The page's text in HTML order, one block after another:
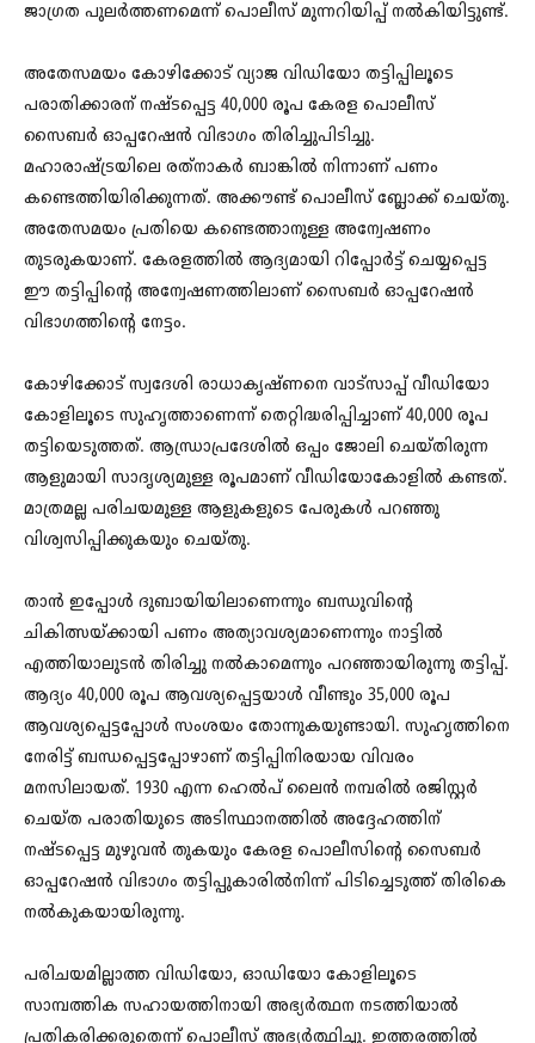
ജാഗ്രത പുലര്‍ത്തണമെന്ന് പൊലീസ് മുന്നറിയിപ്പ് നല്‍കിയിട്ടുണ്ട്.
അതേസമയം കോഴിക്കോട് വ്യാജ വിഡിയോ തട്ടിപ്പിലൂടെ
പരാതിക്കാരന് നഷ്ടപ്പെട്ട 40,000 രൂപ കേരള പൊലീസ്
സൈബര്‍ ഓപ്പറേഷന്‍ വിഭാഗം തിരിച്ചുപിടിച്ചു.
മഹാരാഷ്ട്രയിലെ രത്‌നാകര്‍ ബാങ്കില്‍ നിന്നാണ് പണം
കണ്ടെത്തിയിരിക്കുന്നത്. അക്കൗണ്ട് പൊലീസ് ബ്ലോക്ക് ചെയ്തു.
അതേസമയം പ്രതിയെ കണ്ടെത്താനുള്ള അന്വേഷണം
തുടരുകയാണ്. കേരളത്തില്‍ ആദ്യമായി റിപ്പോര്‍ട്ട് ചെയ്യപ്പെട്ട
ഈ തട്ടിപ്പിന്റെ അന്വേഷണത്തിലാണ് സൈബര്‍ ഓപ്പറേഷന്‍
വിഭാഗത്തിന്റെ നേട്ടം.
കോഴിക്കോട് സ്വദേശി രാധാകൃഷ്ണനെ വാട്സാപ്പ് വീഡിയോ
കോളിലൂടെ സുഹൃത്താണെന്ന് തെറ്റിദ്ധരിപ്പിച്ചാണ് 40,000 രൂപ
തട്ടിയെടുത്തത്. ആന്ധ്രാപ്രദേശില്‍ ഒപ്പം ജോലി ചെയ്തിരുന്ന
ആളുമായി സാദൃശ്യമുള്ള രൂപമാണ് വീഡിയോകോളില്‍ കണ്ടത്.
മാത്രമല്ല പരിചയമുള്ള ആളുകളുടെ പേരുകള്‍ പറഞ്ഞു
വിശ്വസിപ്പിക്കുകയും ചെയ്തു.
താന്‍ ഇപ്പോള്‍ ദുബായിയിലാണെന്നും ബന്ധുവിന്റെ
ചികിത്സയ്ക്കായി പണം അത്യാവശ്യമാണെന്നും നാട്ടില്‍
എത്തിയാലുടന്‍ തിരിച്ചു നല്‍കാമെന്നും പറഞ്ഞായിരുന്നു തട്ടിപ്പ്.
ആദ്യം 40,000 രൂപ ആവശ്യപ്പെട്ടയാള്‍ വീണ്ടും 35,000 രൂപ
ആവശ്യപ്പെട്ടപ്പോള്‍ സംശയം തോന്നുകയുണ്ടായി. സുഹൃത്തിനെ
നേരിട്ട് ബന്ധപ്പെട്ടപ്പോഴാണ് തട്ടിപ്പിനിരയായ വിവരം
മനസിലായത്. 1930 എന്ന ഹെല്‍പ് ലൈന്‍ നമ്പരില്‍ രജിസ്റ്റര്‍
ചെയ്ത പരാതിയുടെ അടിസ്ഥാനത്തില്‍ അദ്ദേഹത്തിന്
നഷ്ടപ്പെട്ട മുഴുവന്‍ തുകയും കേരള പൊലീസിന്റെ സൈബര്‍
ഓപ്പറേഷന്‍ വിഭാഗം തട്ടിപ്പുകാരില്‍നിന്ന് പിടിച്ചെടുത്ത് തിരികെ
നല്‍കുകയായിരുന്നു.
പരിചയമില്ലാത്ത വിഡിയോ, ഓഡിയോ കോളിലൂടെ
സാമ്പത്തിക സഹായത്തിനായി അഭ്യര്‍ത്ഥന നടത്തിയാല്‍
പ്രതികരിക്കരുതെന്ന് പൊലീസ് അഭ്യര്‍ത്ഥിച്ചു. ഇത്തരത്തില്‍